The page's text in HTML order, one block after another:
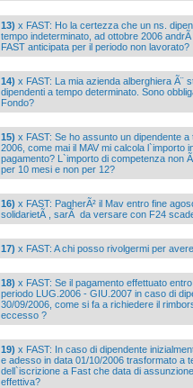
13) x FAST: Ho la certezza che un ns.
tempo indeterminato, ad ottobre 2006
FAST anticipata per il periodo non lavorato?
14) x FAST: La mia azienda alberghiera Ã¨
dipendenti a tempo determinato. Sono
Fondo?
15) x FAST: Se ho assunto un dipendente
2006, come mai il MAV mi calcola l`importo
pagamento? L`importo di competenza non
per 10 mesi e non per 12?
16) x FAST: PagherÃ² il Mav entro fine
solidarietÃ , sarÃ da versare con F24
17) x FAST: A chi posso rivolgermi per
18) x FAST: Se il pagamento effettuato
periodo LUG.2006 - GIU.2007 in caso di
30/09/2006, come si fa a richiedere il
eccesso ?
19) x FAST: In caso di dipendente
e adesso in data 01/10/2006 trasformato a
dell`iscrizione a Fast che data di
effettiva?